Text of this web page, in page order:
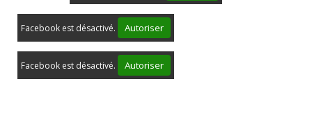
Facebook est désactivé. Autoriser
Facebook est désactivé. Autoriser